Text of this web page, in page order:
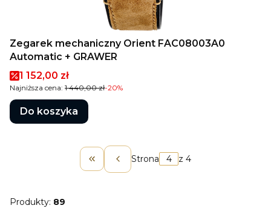
Zegarek mechaniczny Orient FAC08003A0
Automatic + GRAWER
Cena promocyjna
1 152,00 zł
Najniższa cena: 1 440,00 zł-20%
Do koszyka
Wróć do pierwszej strony z
Strona z 4
Produkty: 89